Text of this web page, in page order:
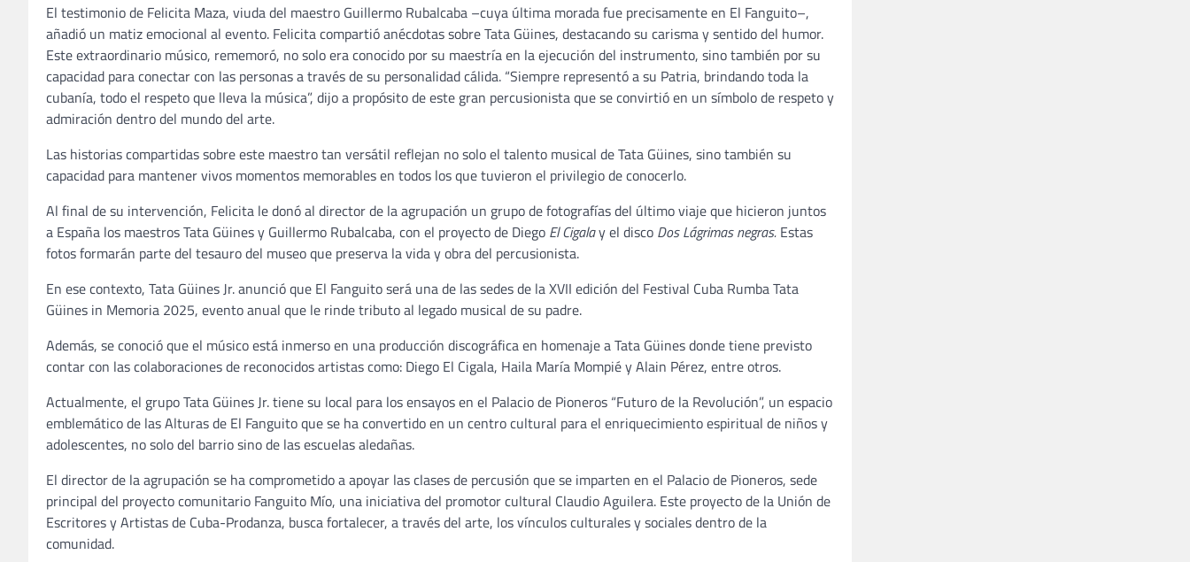
El testimonio de Felicita Maza, viuda del maestro Guillermo Rubalcaba –cuya última morada fue precisamente en El Fanguito–,
añadió un matiz emocional al evento. Felicita compartió anécdotas sobre Tata Güines, destacando su carisma y sentido del humor.
Este extraordinario músico, rememoró, no solo era conocido por su maestría en la ejecución del instrumento, sino también por su
capacidad para conectar con las personas a través de su personalidad cálida. “Siempre representó a su Patria, brindando toda la
cubanía, todo el respeto que lleva la música”, dijo a propósito de este gran percusionista que se convirtió en un símbolo de respeto y
admiración dentro del mundo del arte.
Las historias compartidas sobre este maestro tan versátil reflejan no solo el talento musical de Tata Güines, sino también su
capacidad para mantener vivos momentos memorables en todos los que tuvieron el privilegio de conocerlo.
Al final de su intervención, Felicita le donó al director de la agrupación un grupo de fotografías del último viaje que hicieron juntos
a España los maestros Tata Güines y Guillermo Rubalcaba, con el proyecto de Diego El Cigalay el disco Dos Lágrimas negras. Estas
fotos formarán parte del tesauro del museo que preserva la vida y obra del percusionista.
En ese contexto, Tata Güines Jr. anunció que El Fanguito será una de las sedes de la XVII edición del Festival Cuba Rumba Tata
Güines in Memoria 2025, evento anual que le rinde tributo al legado musical de su padre.
Además, se conoció que el músico está inmerso en una producción discográfica en homenaje a Tata Güines donde tiene previsto
contar con las colaboraciones de reconocidos artistas como: Diego El Cigala, Haila María Mompié y Alain Pérez, entre otros.
Actualmente, el grupo Tata Güines Jr. tiene su local para los ensayos en el Palacio de Pioneros “Futuro de la Revolución”, un espacio
emblemático de las Alturas de El Fanguito que se ha convertido en un centro cultural para el enriquecimiento espiritual de niños y
adolescentes, no solo del barrio sino de las escuelas aledañas.
El director de la agrupación se ha comprometido a apoyar las clases de percusión que se imparten en el Palacio de Pioneros, sede
principal del proyecto comunitario Fanguito Mío, una iniciativa del promotor cultural Claudio Aguilera. Este proyecto de la Unión de
Escritores y Artistas de Cuba-Prodanza, busca fortalecer, a través del arte, los vínculos culturales y sociales dentro de la
comunidad.